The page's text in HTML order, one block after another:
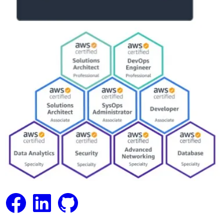
FacebookLinkedIn GitHub